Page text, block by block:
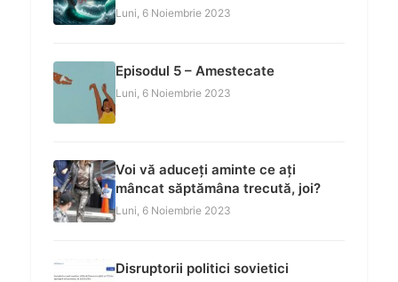
Luni, 6 Noiembrie 2023
Episodul 5 – Amestecate
Luni, 6 Noiembrie 2023
Voi vă aduceți aminte ce ați
mâncat săptămâna trecută, joi?
Luni, 6 Noiembrie 2023
Disruptorii politici sovietici